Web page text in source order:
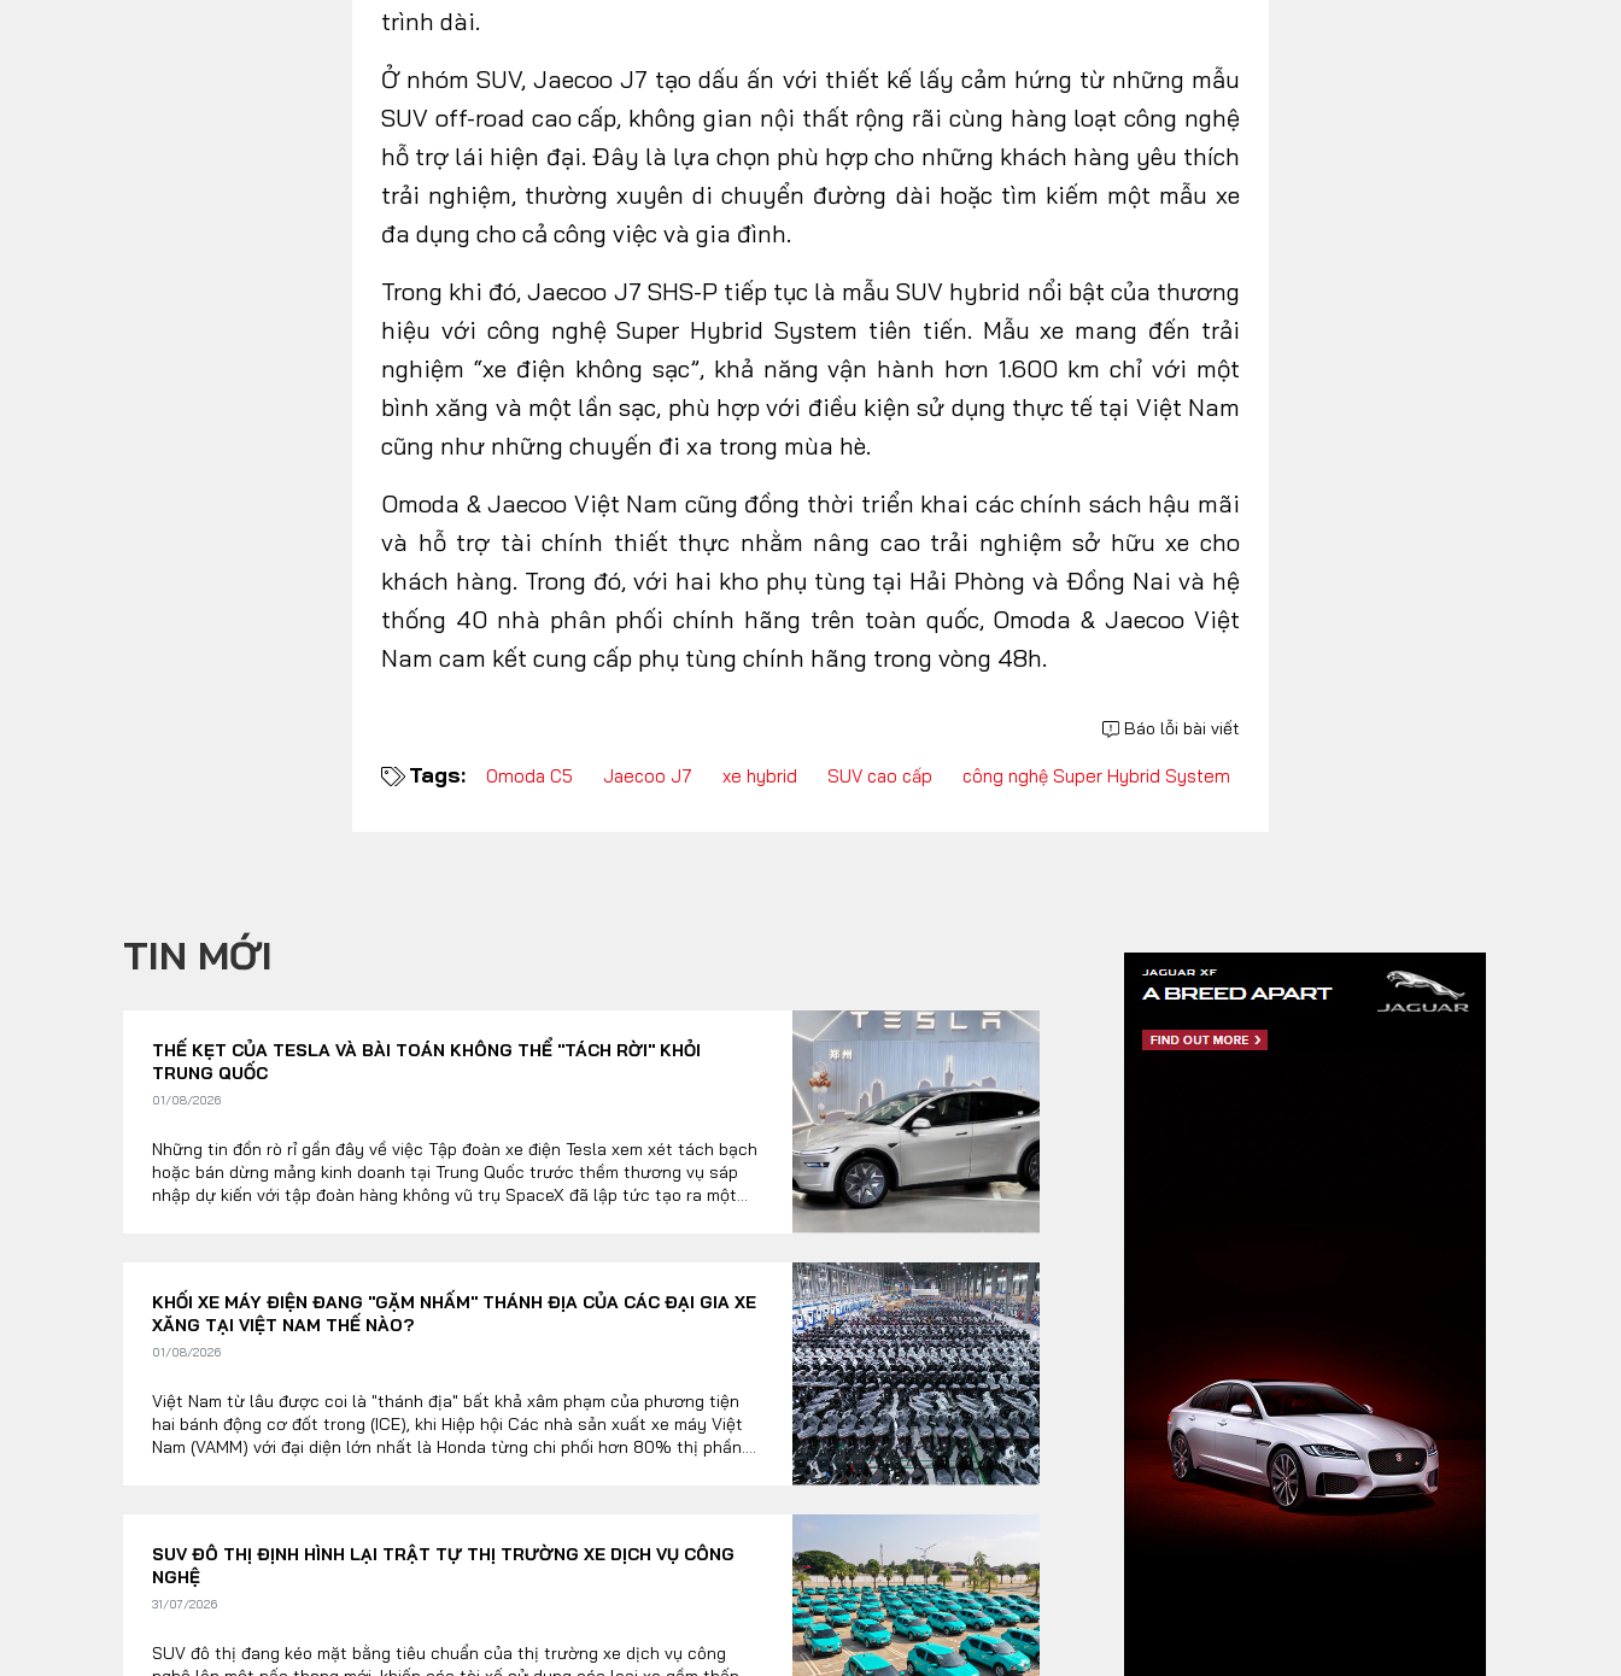
trình dài.
Ở nhóm SUV, Jaecoo J7 tạo dấu ấn với thiết kế lấy cảm hứng từ những mẫu
SUV off-road cao cấp, không gian nội thất rộng rãi cùng hàng loạt công nghệ
hỗ trợ lái hiện đại. Đây là lựa chọn phù hợp cho những khách hàng yêu thích
trải nghiệm, thường xuyên di chuyển đường dài hoặc tìm kiếm một mẫu xe
đa dụng cho cả công việc và gia đình.
Trong khi đó, Jaecoo J7 SHS-P tiếp tục là mẫu SUV hybrid nổi bật của thương
hiệu với công nghệ Super Hybrid System tiên tiến. Mẫu xe mang đến trải
nghiệm “xe điện không sạc”, khả năng vận hành hơn 1.600 km chỉ với một
bình xăng và một lần sạc, phù hợp với điều kiện sử dụng thực tế tại Việt Nam
cũng như những chuyến đi xa trong mùa hè.
Omoda & Jaecoo Việt Nam cũng đồng thời triển khai các chính sách hậu mãi
và hỗ trợ tài chính thiết thực nhằm nâng cao trải nghiệm sở hữu xe cho
khách hàng. Trong đó, với hai kho phụ tùng tại Hải Phòng và Đồng Nai và hệ
thống 40 nhà phân phối chính hãng trên toàn quốc, Omoda & Jaecoo Việt
Nam cam kết cung cấp phụ tùng chính hãng trong vòng 48h.
Báo lỗi bài viết
Tags: Omoda C5 Jaecoo J7 xe hybrid SUV cao cấp công nghệ Super Hybrid System
TIN MỚI
THẾ KẸT CỦA TESLA VÀ BÀI TOÁN KHÔNG THỂ "TÁCH RỜI" KHỎI
TRUNG QUỐC
01/08/2026
Những tin đồn rò rỉ gần đây về việc Tập đoàn xe điện Tesla xem xét tách bạch
hoặc bán dừng mảng kinh doanh tại Trung Quốc trước thềm thương vụ sáp
nhập dự kiến với tập đoàn hàng không vũ trụ SpaceX đã lập tức tạo ra một
KHỐI XE MÁY ĐIỆN ĐANG "GẶM NHẤM" THÁNH ĐỊA CỦA CÁC ĐẠI GIA XE
XĂNG TẠI VIỆT NAM THẾ NÀO?
01/08/2026
Việt Nam từ lâu được coi là "thánh địa" bất khả xâm phạm của phương tiện
hai bánh động cơ đốt trong (ICE), khi Hiệp hội Các nhà sản xuất xe máy Việt
Nam (VAMM) với đại diện lớn nhất là Honda từng chi phối hơn 80% thị phần.
SUV ĐÔ THỊ ĐỊNH HÌNH LẠI TRẬT TỰ THỊ TRƯỜNG XE DỊCH VỤ CÔNG
NGHỆ
31/07/2026
SUV đô thị đang kéo mặt bằng tiêu chuẩn của thị trường xe dịch vụ công